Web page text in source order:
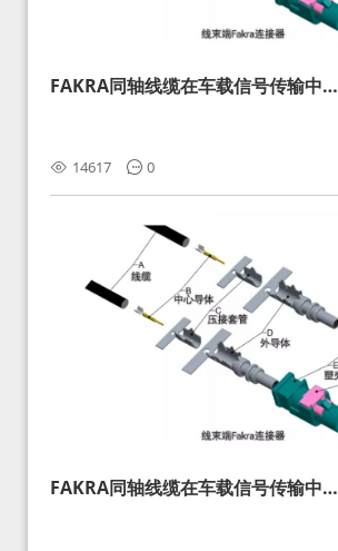
FAKRA同轴线缆在车载信号传输中的
14617 0
FAKRA同轴线缆在车载信号传输中的